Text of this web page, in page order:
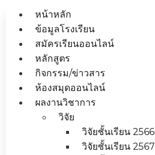
หน้าหลัก
ข้อมูลโรงเรียน
สมัครเรียนออนไลน์
หลักสูตร
กิจกรรม/ข่าวสาร
ห้องสมุดออนไลน์
ผลงานวิชาการ
วิจัย
วิจัยชั้นเรียน 2566
วิจัยชั้นเรียน 2567